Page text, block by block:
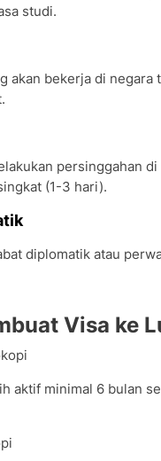
studi.
akan bekerja di
persinggahan
(1-3 hari).
diplomatik atau
Visa ke
aktif minimal 6 bulan